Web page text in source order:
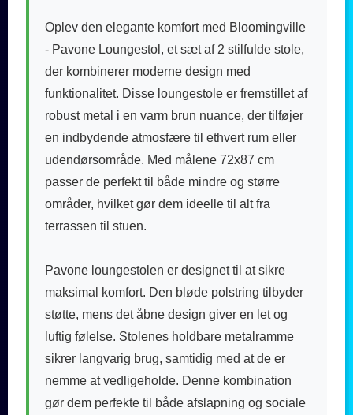
Oplev den elegante komfort med Bloomingville
- Pavone Loungestol, et sæt af 2 stilfulde stole,
der kombinerer moderne design med
funktionalitet. Disse loungestole er fremstillet af
robust metal i en varm brun nuance, der tilføjer
en indbydende atmosfære til ethvert rum eller
udendørsområde. Med målene 72x87 cm
passer de perfekt til både mindre og større
områder, hvilket gør dem ideelle til alt fra
terrassen til stuen.
Pavone loungestolen er designet til at sikre
maksimal komfort. Den bløde polstring tilbyder
støtte, mens det åbne design giver en let og
luftig følelse. Stolenes holdbare metalramme
sikrer langvarig brug, samtidig med at de er
nemme at vedligeholde. Denne kombination
gør dem perfekte til både afslapning og sociale